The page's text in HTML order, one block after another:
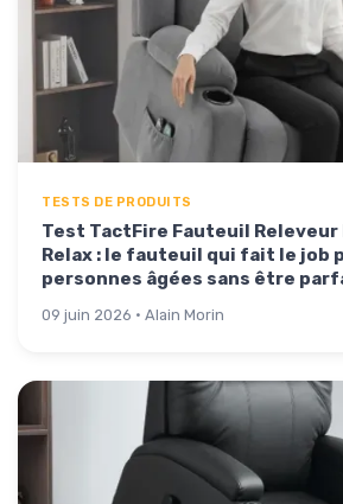
TESTS DE PRODUITS
Test TactFire Fauteuil
Relax : le fauteuil qui fait le job
personnes âgées sans être
09 juin 2026 · Alain Morin